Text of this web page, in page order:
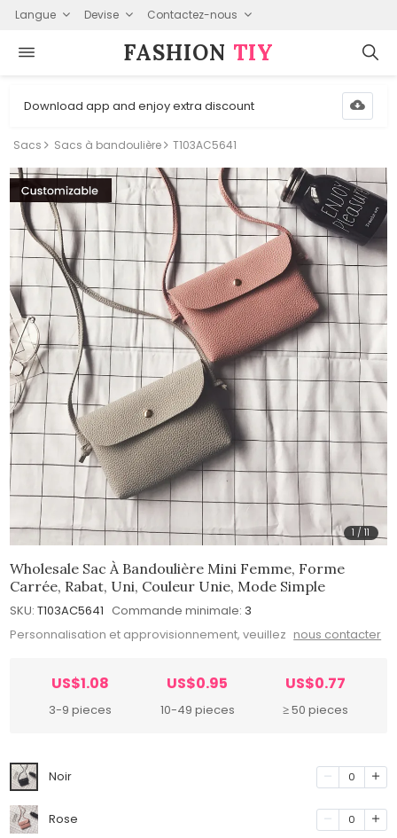
Langue Devise Contactez-nous
FASHION⁠ TIY
Download app and enjoy extra discount
Sacs Sacs à bandoulière T103AC5641
1 /11
Wholesale Sac À Bandoulière Mini Femme, Forme
Carrée, Rabat, Uni, Couleur Unie, Mode Simple
SKU: T103AC5641 Commande minimale: 3
Personnalisation et approvisionnement, veuillez nous contacter
US$1.08
3-9 pieces
US$0.95
10-49 pieces
US$0.77
≥ 50 pieces
Noir 0
Rose 0